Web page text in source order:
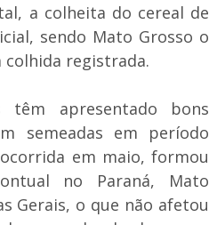
a colheita do cereal de
sendo Mato Grosso o
colhida registrada.
têm apresentado bons
semeadas em período
em maio, formou
no Paraná, Mato
Gerais, o que não afetou